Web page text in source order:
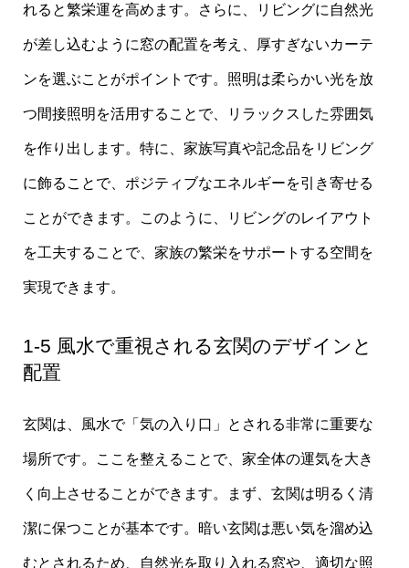
れると繁栄運を高めます。さらに、リビングに自然光
が差し込むように窓の配置を考え、厚すぎないカーテ
ンを選ぶことがポイントです。照明は柔らかい光を放
つ間接照明を活用することで、リラックスした雰囲気
を作り出します。特に、家族写真や記念品をリビング
に飾ることで、ポジティブなエネルギーを引き寄せる
ことができます。このように、リビングのレイアウト
を工夫することで、家族の繁栄をサポートする空間を
実現できます。
1-5 風水で重視される玄関のデザインと
配置
玄関は、風水で「気の入り口」とされる非常に重要な
場所です。ここを整えることで、家全体の運気を大き
く向上させることができます。まず、玄関は明るく清
潔に保つことが基本です。暗い玄関は悪い気を溜め込
むとされるため、自然光を取り入れる窓や、適切な照